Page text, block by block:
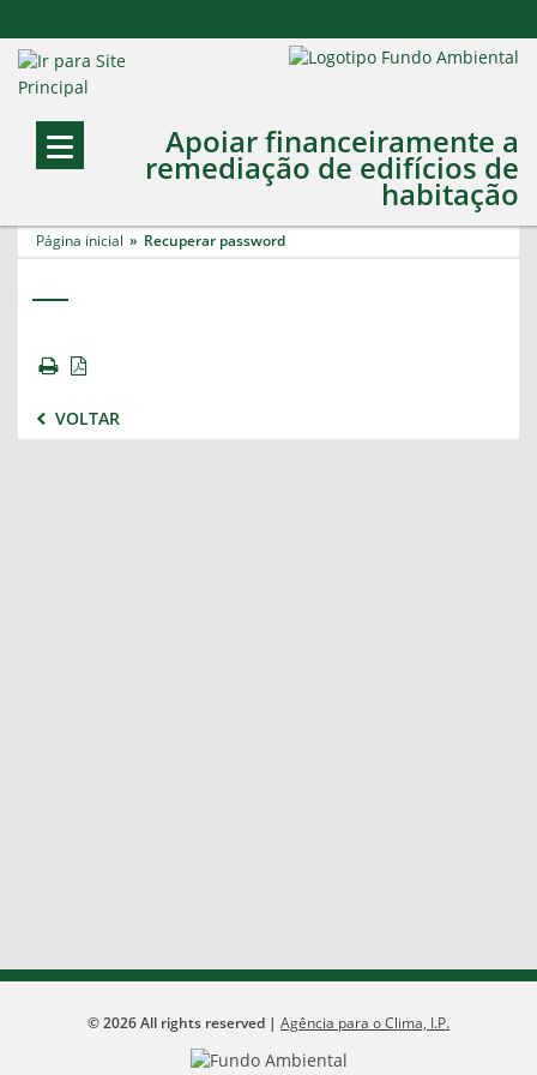
Apoiar financeiramente a
remediação de edifícios de
habitação
Página inicial Recuperar password
VOLTAR
© 2026 All rights reserved | Agência para o Clima, I.P.